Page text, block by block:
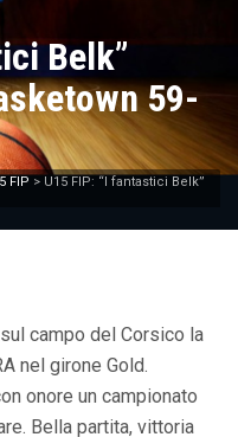
Belk”
59-
FIP > U15 FIP: “I fantastici Belk”
campo del Corsico la
nel girone Gold.
onore un campionato
Bella partita, vittoria